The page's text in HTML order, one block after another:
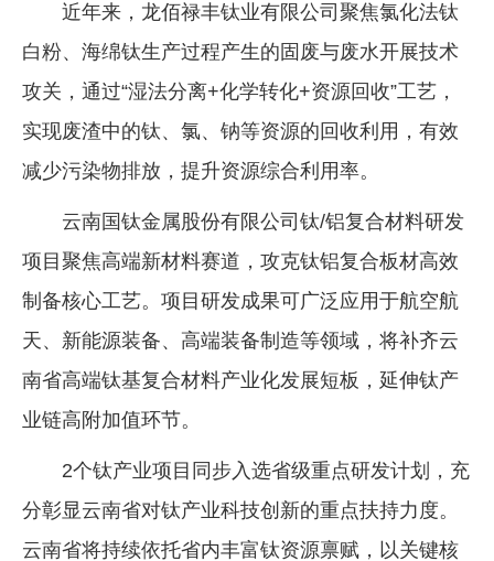
近年来，龙佰禄丰钛业有限公司聚焦氯化法钛
白粉、海绵钛生产过程产生的固废与废水开展技术
攻关，通过“湿法分离+化学转化+资源回收”工艺，
实现废渣中的钛、氯、钠等资源的回收利用，有效
减少污染物排放，提升资源综合利用率。
云南国钛金属股份有限公司钛/铝复合材料研发
项目聚焦高端新材料赛道，攻克钛铝复合板材高效
制备核心工艺。项目研发成果可广泛应用于航空航
天、新能源装备、高端装备制造等领域，将补齐云
南省高端钛基复合材料产业化发展短板，延伸钛产
业链高附加值环节。
2个钛产业项目同步入选省级重点研发计划，充
分彰显云南省对钛产业科技创新的重点扶持力度。
云南省将持续依托省内丰富钛资源禀赋，以关键核